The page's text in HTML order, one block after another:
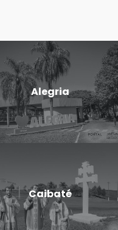
Alegria
Caibaté